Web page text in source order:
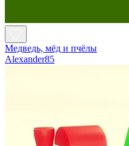
Медведь, мёд и пчёлы
Alexander85